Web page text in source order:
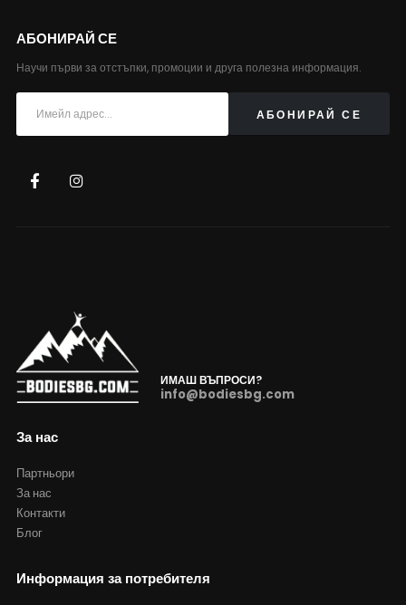
АБОНИРАЙ СЕ
Научи първи за отстъпки, промоции и друга полезна информация.
ИМАШ ВЪПРОСИ?
info@bodiesbg.com
За нас
Партньори
За нас
Контакти
Блог
Информация за потребителя